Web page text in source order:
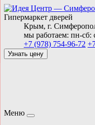
Гипермаркет дверей
Крым, г.
мы работаем: пн-сб:
+7 (978) 754-96-72
Узнать цену
Меню